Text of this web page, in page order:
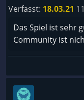
Verfasst: 18.03.21
Das Spiel ist sehr
Community ist